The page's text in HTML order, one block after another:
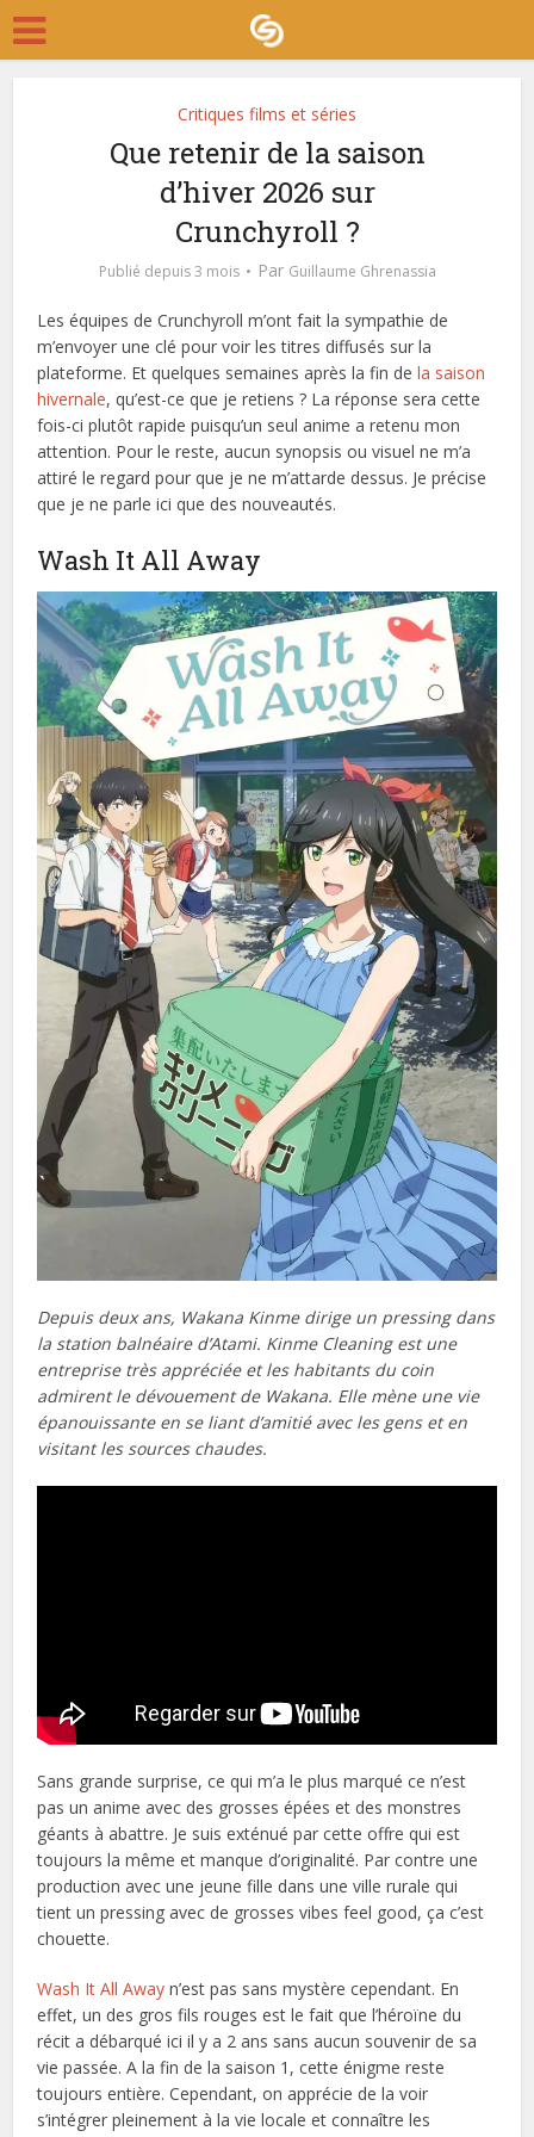
Critiques films et séries
Que retenir de la saison
d’hiver 2026 sur
Crunchyroll ?
Publié depuis 3 mois Par Guillaume Ghrenassia
Les équipes de Crunchyroll m’ont fait la sympathie de
m’envoyer une clé pour voir les titres diffusés sur la
plateforme. Et quelques semaines après la fin dela saison
hivernale, qu’est-ce que je retiens ? La réponse sera cette
fois-ci plutôt rapide puisqu’un seul anime a retenu mon
attention. Pour le reste, aucun synopsis ou visuel ne m’a
attiré le regard pour que je ne m’attarde dessus. Je précise
que je ne parle ici que des nouveautés.
Wash It All Away
Depuis deux ans, Wakana Kinme dirige un pressing dans
la station balnéaire d’Atami. Kinme Cleaning est une
entreprise très appréciée et les habitants du coin
admirent le dévouement de Wakana. Elle mène une vie
épanouissante en se liant d’amitié avec les gens et en
visitant les sources chaudes.
Sans grande surprise, ce qui m’a le plus marqué ce n’est
pas un anime avec des grosses épées et des monstres
géants à abattre. Je suis exténué par cette offre qui est
toujours la même et manque d’originalité. Par contre une
production avec une jeune fille dans une ville rurale qui
tient un pressing avec de grosses vibes feel good, ça c’est
chouette.
Wash It All Away n’est pas sans mystère cependant. En
effet, un des gros fils rouges est le fait que l’héroïne du
récit a débarqué ici il y a 2 ans sans aucun souvenir de sa
vie passée. A la fin de la saison 1, cette énigme reste
toujours entière. Cependant, on apprécie de la voir
s’intégrer pleinement à la vie locale et connaître les